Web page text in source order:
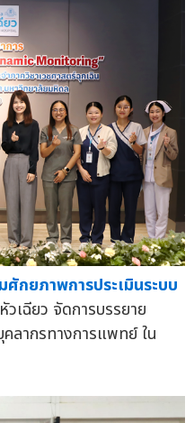
ศักยภาพการประเมินระบบ
เฉียว จัดการบรรยาย
ลากรทางการแพทย์ ใน